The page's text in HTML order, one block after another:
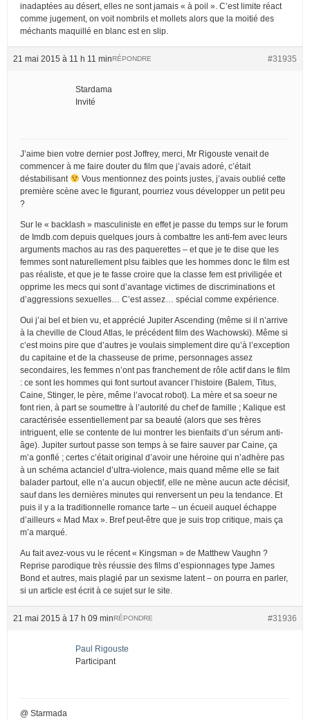
inadaptées au désert, elles ne sont jamais « à poil ». C’est limite réact
comme jugement, on voit nombrils et mollets alors que la moitié des
méchants maquillé en blanc est en slip.
21 mai 2015 à 11 h 11 min #31935
RÉPONDRE
Stardama
Invité
J’aime bien votre dernier post Joffrey, merci, Mr Rigouste venait de
commencer à me faire douter du film que j’avais adoré, c’était
déstabilisant
Vous mentionnez des points justes, j’avais oublié cette
première scène avec le figurant, pourriez vous développer un petit peu
?
Sur le « backlash » masculiniste en effet je passe du temps sur le forum
de Imdb.com depuis quelques jours à combattre les anti-fem avec leurs
arguments machos au ras des paquerettes – et que je te dise que les
femmes sont naturellement plsu faibles que les hommes donc le film est
pas réaliste, et que je te fasse croire que la classe fem est priviligée et
opprime les mecs qui sont d’avantage victimes de discriminations et
d’aggressions sexuelles… C’est assez… spécial comme expérience.
Oui j’ai bel et bien vu, et apprécié Jupiter Ascending (même si il n’arrive
à la cheville de Cloud Atlas, le précédent film des Wachowski). Même si
c’est moins pire que d’autres je voulais simplement dire qu’à l’exception
du capitaine et de la chasseuse de prime, personnages assez
secondaires, les femmes n’ont pas franchement de rôle actif dans le film
: ce sont les hommes qui font surtout avancer l’histoire (Balem, Titus,
Caine, Stinger, le père, même l’avocat robot). La mère et sa soeur ne
font rien, à part se soumettre à l’autorité du chef de famille ; Kalique est
caractérisée essentiellement par sa beauté (alors que ses frères
intriguent, elle se contente de lui montrer les bienfaits d’un sérum anti-
âge). Jupiter surtout passe son temps à se faire sauver par Caine, ça
m’a gonflé ; certes c’était original d’avoir une héroine qui n’adhère pas
à un schéma actanciel d’ultra-violence, mais quand même elle se fait
balader partout, elle n’a aucun objectif, elle ne mène aucun acte décisif,
sauf dans les dernières minutes qui renversent un peu la tendance. Et
puis il y a la traditionnelle romance tarte – un écueil auquel échappe
d’ailleurs « Mad Max ». Bref peut-être que je suis trop critique, mais ça
m’a marqué.
Au fait avez-vous vu le récent « Kingsman » de Matthew Vaughn ?
Reprise parodique très réussie des films d’espionnages type James
Bond et autres, mais plagié par un sexisme latent – on pourra en parler,
si un article est écrit à ce sujet sur le site.
21 mai 2015 à 17 h 09 min #31936
RÉPONDRE
Paul Rigouste
Participant
@ Starmada